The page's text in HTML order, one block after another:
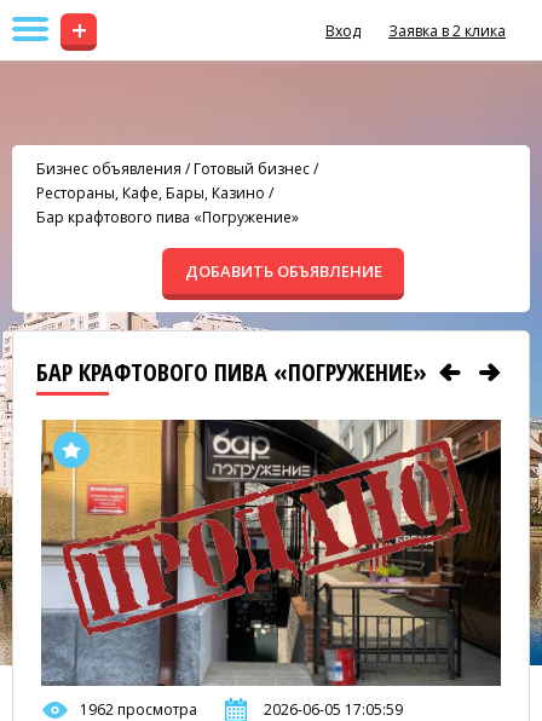
+ Вход Заявка в 2 клика
Бизнес объявления /Готовый бизнес/
Рестораны, Кафе, Бары, Казино /
Бар крафтового пива «Погружение»
ДОБАВИТЬ ОБЪЯВЛЕНИЕ
БАР КРАФТОВОГО ПИВА «ПОГРУЖЕНИЕ»
1962 просмотра
2026-06-05 17:05:59